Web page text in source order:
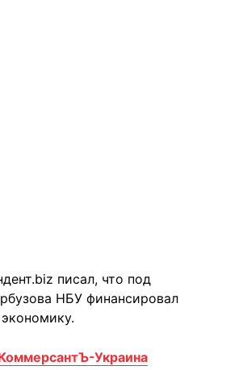
писал, что под
НБУ финансировал
Украина